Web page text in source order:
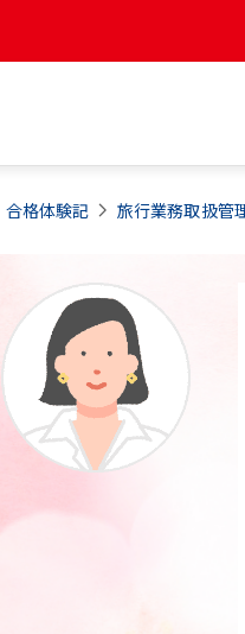
合格体験記 旅行業務取扱管